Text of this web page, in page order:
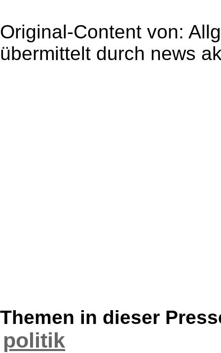
Original-Content von:
übermittelt durch news
Themen in dieser
politik